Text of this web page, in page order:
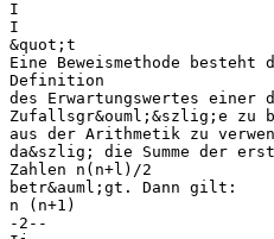
I
I
&quot;t
Eine Beweismethode
Definition
des Erwartungswertes einer
Zufallsgr&ouml;&szlig;e zu
aus der Arithmetik zu
da&szlig; die Summe der
Zahlen n(n+l)/2
betr&auml;gt. Dann gilt:
n (n+1)
-2--